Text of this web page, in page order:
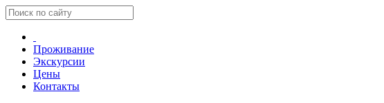
Проживание
Экскурсии
Цены
Контакты